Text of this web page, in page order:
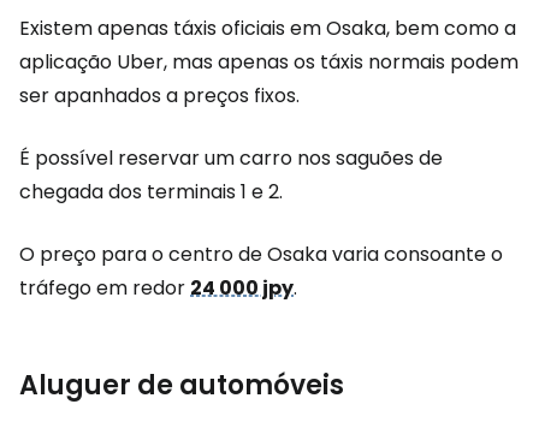
Existem apenas táxis oficiais em Osaka, bem como a
aplicação Uber, mas apenas os táxis normais podem
ser apanhados a preços fixos.
É possível reservar um carro nos saguões de
chegada dos terminais 1 e 2.
O preço para o centro de Osaka varia consoante o
tráfego em redor24 000 jpy.
Aluguer de automóveis